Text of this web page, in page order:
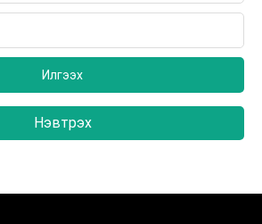
Илгээх
Нэвтрэх